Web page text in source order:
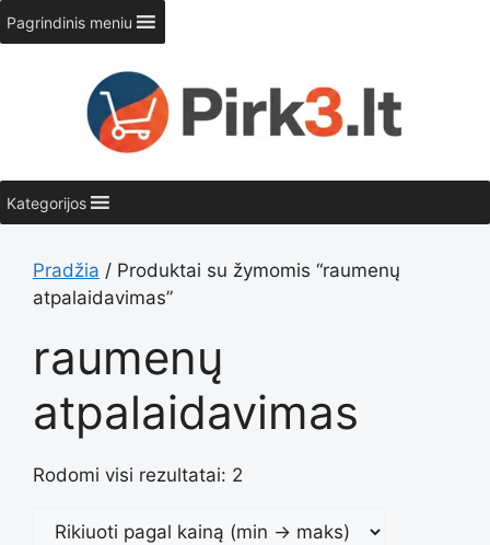
Pereiti
prie
turinio
Pagrindinis meniu
Kategorijos
Pradžia / Produktai su žymomis “raumenų
atpalaidavimas”
raumenų
atpalaidavimas
Rodomi visi rezultatai: 2